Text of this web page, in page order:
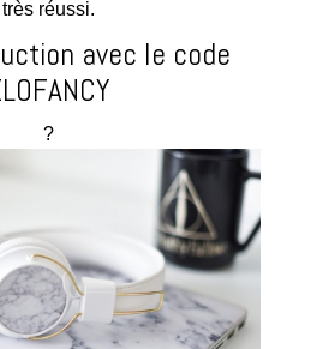
très réussi.
avec le code
?